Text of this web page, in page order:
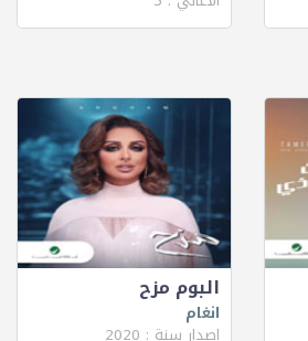
البوم مزح
انغام
اصدار سنة : 2020